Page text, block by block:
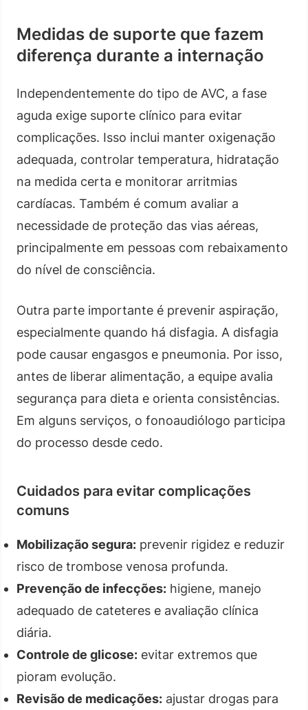
Medidas de suporte que fazem
diferença durante a internação
Independentemente do tipo de AVC, a fase
aguda exige suporte clínico para evitar
complicações. Isso inclui manter oxigenação
adequada, controlar temperatura, hidratação
na medida certa e monitorar arritmias
cardíacas. Também é comum avaliar a
necessidade de proteção das vias aéreas,
principalmente em pessoas com rebaixamento
do nível de consciência.
Outra parte importante é prevenir aspiração,
especialmente quando há disfagia. A disfagia
pode causar engasgos e pneumonia. Por isso,
antes de liberar alimentação, a equipe avalia
segurança para dieta e orienta consistências.
Em alguns serviços, o fonoaudiólogo participa
do processo desde cedo.
Cuidados para evitar complicações
comuns
Mobilização segura: prevenir rigidez e reduzir
risco de trombose venosa profunda.
Prevenção de infecções: higiene, manejo
adequado de cateteres e avaliação clínica
diária.
Controle de glicose: evitar extremos que
pioram evolução.
Revisão de medicações: ajustar drogas para